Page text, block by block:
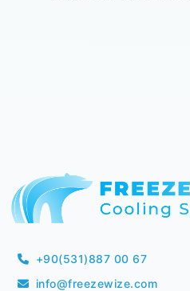
+90(531)887 00 67
info@freezewize.com